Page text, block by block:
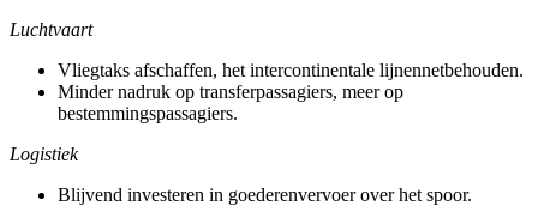
Luchtvaart
Vliegtaks afschaffen, het intercontinentale lijnennetbehouden.
Minder nadruk op transferpassagiers, meer op
bestemmingspassagiers.
Logistiek
Blijvend investeren in goederenvervoer over het spoor.